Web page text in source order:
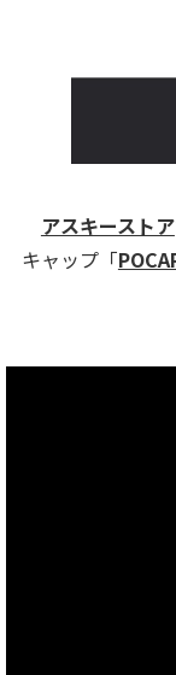
アスキーストア
キャップ「